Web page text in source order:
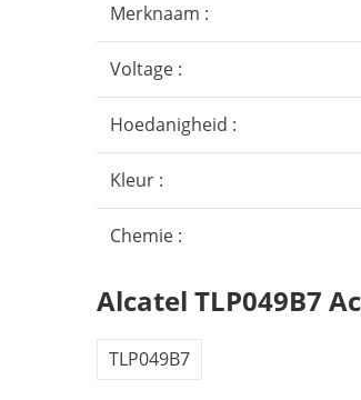
Merknaam :
Voltage :
Hoedanigheid :
Kleur :
Chemie :
Alcatel TLP049B7
TLP049B7